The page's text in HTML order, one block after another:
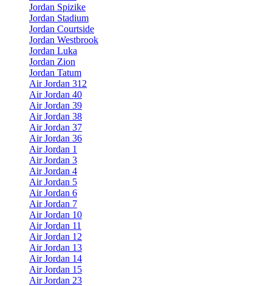
Jordan Spizike
Jordan Stadium
Jordan Courtside
Jordan Westbrook
Jordan Luka
Jordan Zion
Jordan Tatum
Air Jordan 312
Air Jordan 40
Air Jordan 39
Air Jordan 38
Air Jordan 37
Air Jordan 36
Air Jordan 1
Air Jordan 3
Air Jordan 4
Air Jordan 5
Air Jordan 6
Air Jordan 7
Air Jordan 10
Air Jordan 11
Air Jordan 12
Air Jordan 13
Air Jordan 14
Air Jordan 15
Air Jordan 23